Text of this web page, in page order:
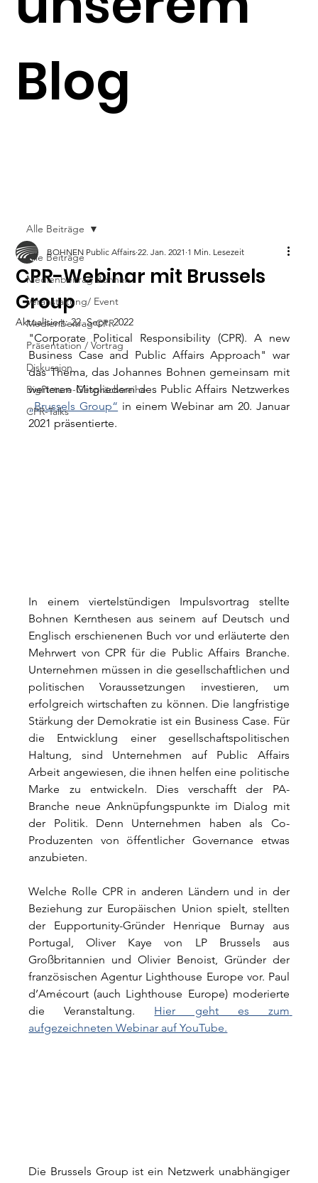
Blog
Alle Beiträge
Medienbeitrag Bohnen
Veranstaltung/ Event
Medienbeitrag CPR
Präsentation / Vortrag
Diskussion
BigPicture-Gesprächsreihe
CPR-Talks
Alle Beiträge
CPR-Webinar mit Brussels
Group
BOHNEN Public Affairs 22. Jan. 2021 1 Min. Lesezeit
Aktualisiert:22. Sept. 2022
"Corporate Political Responsibility (CPR). A new
Business Case and Public Affairs Approach" war
das Thema, das Johannes Bohnen gemeinsam mit
„Brussels Group“ in einem Webinar am 20. Januar
2021 präsentierte.
In einem viertelstündigen Impulsvortrag stellte
Bohnen Kernthesen aus seinem auf Deutsch und
Englisch erschienenen Buch vor und erläuterte den
Mehrwert von CPR für die Public Affairs Branche.
Unternehmen müssen in die gesellschaftlichen und
politischen Voraussetzungen investieren, um
erfolgreich wirtschaften zu können. Die langfristige
Stärkung der Demokratie ist ein Business Case. Für
die Entwicklung einer gesellschaftspolitischen
Haltung, sind Unternehmen auf Public Affairs
Arbeit angewiesen, die ihnen helfen eine politische
Marke zu entwickeln. Dies verschafft der PA-
Branche neue Anknüpfungspunkte im Dialog mit
der Politik. Denn Unternehmen haben als Co-
Produzenten von öffentlicher Governance etwas
anzubieten.
Welche Rolle CPR in anderen Ländern und in der
Beziehung zur Europäischen Union spielt, stellten
der Eupportunity-Gründer Henrique Burnay aus
Portugal, Oliver Kaye von LP Brussels aus
Großbritannien und Olivier Benoist, Gründer der
französischen Agentur Lighthouse Europe vor. Paul
d’Amécourt (auch Lighthouse Europe) moderierte
die Veranstaltung. Hier geht es zum
aufgezeichneten Webinar auf YouTube.
Die Brussels Group ist ein Netzwerk unabhängiger